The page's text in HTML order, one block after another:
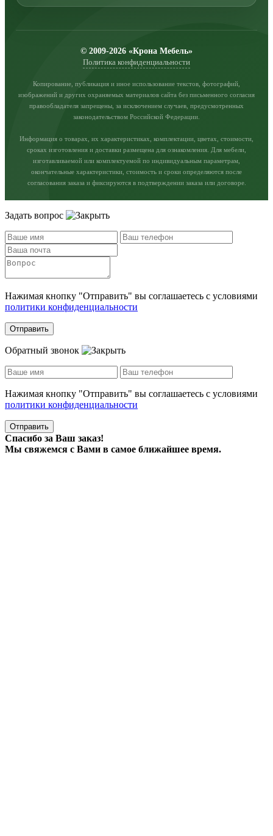
© 2009-2026 «Крона Мебель»
Политика конфиденциальности
Копирование, публикация и иное использование текстов, фотографий,
изображений и других охраняемых материалов сайта без письменного согласия
правообладателя запрещены, за исключением случаев, предусмотренных
законодательством Российской Федерации.
Информация о товарах, их характеристиках, комплектации, цветах, стоимости,
сроках изготовления и доставки размещена для ознакомления. Для мебели,
изготавливаемой или комплектуемой по индивидуальным параметрам,
окончательные характеристики, стоимость и сроки определяются после
согласования заказа и фиксируются в подтверждении заказа или договоре.
Задать вопрос
Нажимая кнопку "Отправить" вы соглашаетесь с условиями
политики конфиденциальности
Отправить
Обратный звонок
Нажимая кнопку "Отправить" вы соглашаетесь с условиями
политики конфиденциальности
Отправить
Спасибо за Ваш заказ!
Мы свяжемся с Вами в самое ближайшее время.